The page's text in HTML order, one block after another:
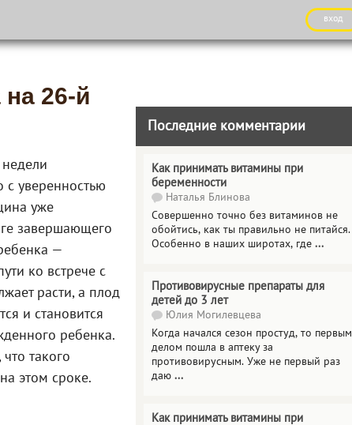
вход
26-й
с уверенностью
уже
завершающего
—
ко встрече с
расти, а плод
и становится
ребенка.
такого
этом сроке.
Последние комментарии
Как принимать витамины при
беременности
Наталья Блинова
Совершенно точно без витаминов не
обойтись, как ты правильно не питайся.
Особенно в наших широтах, где ...
Противовирусные препараты для
детей до 3 лет
Юлия Могилевцева
Когда начался сезон простуд, то первым
делом пошла в аптеку за
противовирусным. Уже не первый раз
даю ...
Как принимать витамины при